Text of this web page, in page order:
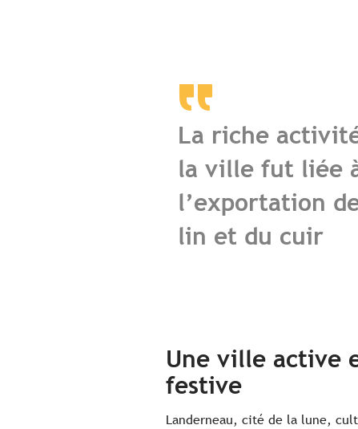
La riche
la ville fut liée
l’exportation
lin et du cuir
Une ville active
festive
Landerneau, cité de la lune,